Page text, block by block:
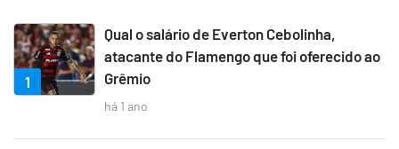
1
Qual o salário de Everton Cebolinha,
atacante do Flamengo que foi oferecido ao
Grêmio
há 1 ano